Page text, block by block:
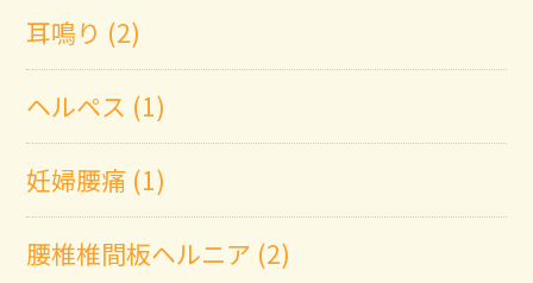
耳鳴り (2)
ヘルペス (1)
妊婦腰痛 (1)
腰椎椎間板ヘルニア (2)